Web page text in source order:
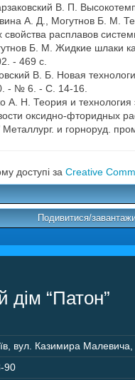
В. П.
А. Д., Могутнов Б. М.
свойства расплавов
Б. М. Жидкие шлаки
- 469 с.
В. Б. Новая
- № 6. - С. 14-16.
А. Н. Теория и технология
оксидно-фторидных
и горноруд.
доступі за Creative
Подивитися/
дім “Патон”
вул. Казимира Малевича,
90